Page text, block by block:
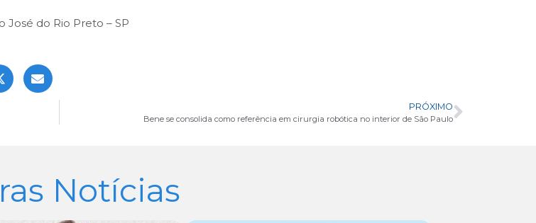
José do Rio Preto – SP
PRÓXIMO
Bene se consolida como referência em cirurgia robótica no interior de São Paulo
Notícias